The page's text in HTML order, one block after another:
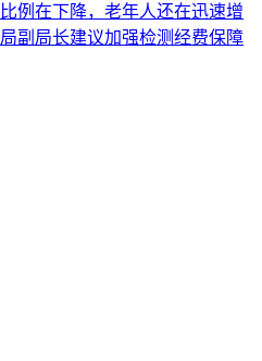
例在下降，老年人还在迅速增
副局长建议加强检测经费保障